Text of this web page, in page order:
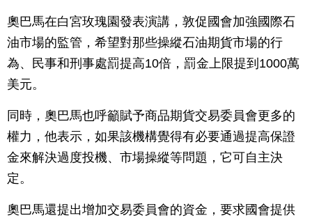
奧巴馬在白宮玫瑰園發表演講，敦促國會加強國際石
油市場的監管，希望對那些操縱石油期貨市場的行
為、民事和刑事處罰提高10倍，罰金上限提到1000萬
美元。
同時，奧巴馬也呼籲賦予商品期貨交易委員會更多的
權力，他表示，如果該機構覺得有必要通過提高保證
金來解決過度投機、市場操縱等問題，它可自主決
定。
奧巴馬還提出增加交易委員會的資金，要求國會提供